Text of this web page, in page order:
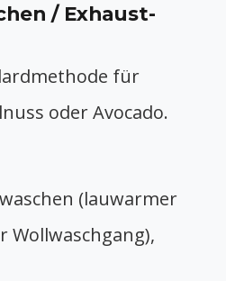
/ Exhaust-
für
oder Avocado.
(lauwarmer
Wollwaschgang),